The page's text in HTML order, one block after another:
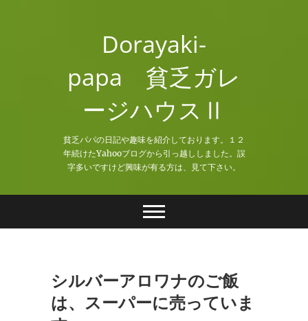
Dorayaki-
papa 貧乏ガレ
ージハウスⅡ
貧乏パパの日記や趣味を紹介しております。１２
年続けたYahooブログから引っ越ししました。誤
字多いですけど興味が有る方は、見て下さい。
シルバーアロワナのご飯
は、スーパーに売っていま